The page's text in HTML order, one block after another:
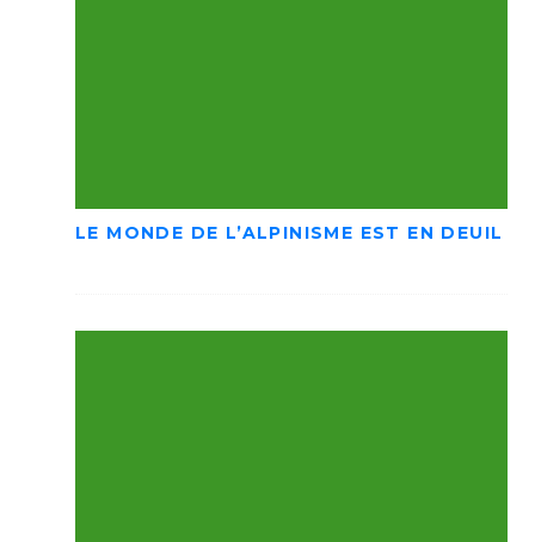
LE MONDE DE L’ALPINISME EST EN DEUIL